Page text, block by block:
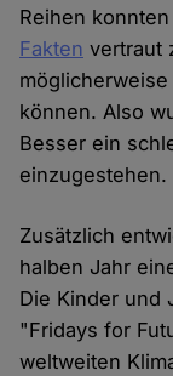
Reihen
Fakten vertraut
können. Also
Besser ein
einzugestehen.
Zusätzlich
halben Jahr
Die Kinder und
"Fridays for
weltweiten